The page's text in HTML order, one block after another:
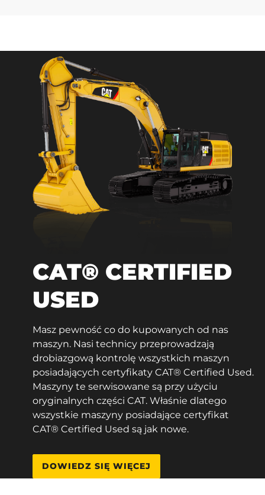
CAT® CERTIFIED
USED
Masz pewność co do kupowanych od nas
maszyn. Nasi technicy przeprowadzają
drobiazgową kontrolę wszystkich maszyn
posiadających certyfikaty CAT® Certified Used.
Maszyny te serwisowane są przy użyciu
oryginalnych części CAT. Właśnie dlatego
wszystkie maszyny posiadające certyfikat
CAT® Certified Used są jak nowe.
DOWIEDZ SIĘ WIĘCEJ